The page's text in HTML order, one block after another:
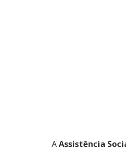
AAssistência